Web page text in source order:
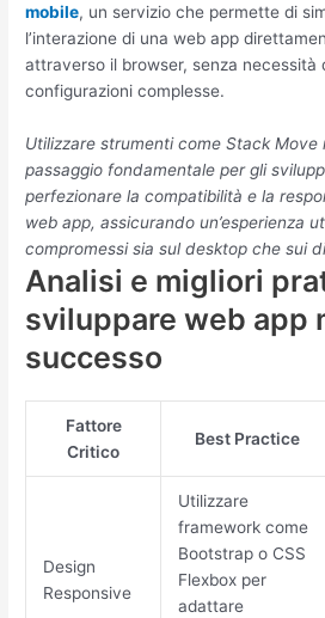
mobile, un servizio che permette di
l’interazione di una web app
attraverso il browser, senza necessità
configurazioni complesse.
Utilizzare strumenti come Stack Move
passaggio fondamentale per gli
perfezionare la compatibilità e la
web app, assicurando un’esperienza
compromessi sia sul desktop che sui
Analisi e migliori
sviluppare web app
successo
Fattore
Critico
Best Practice
Design
Responsive
Utilizzare
framework come
Bootstrap o CSS
Flexbox per
adattare